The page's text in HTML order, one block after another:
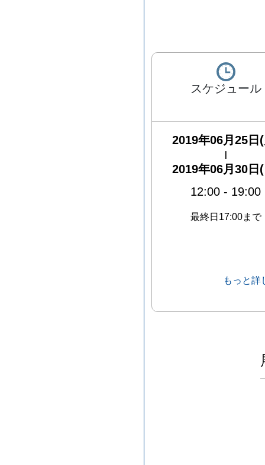
スケジュール
2019年06月25日
2019年06月30日
12:00 - 19:00
最終日17:00まで
もっと詳